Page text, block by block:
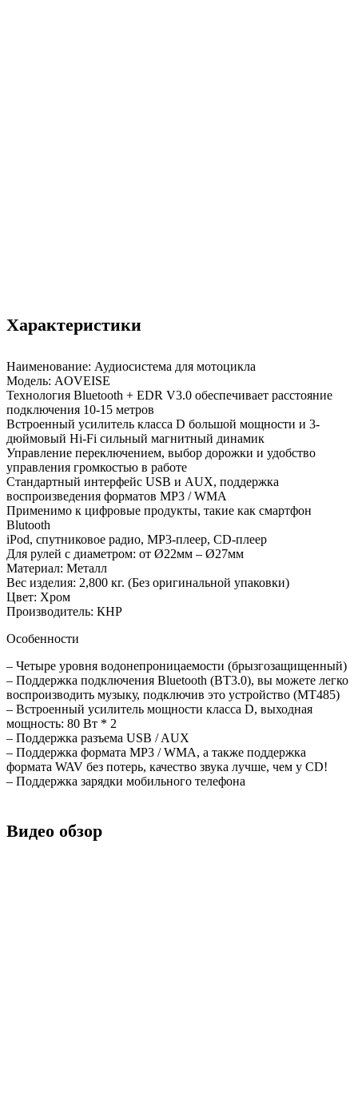
Характеристики
Наименование: Аудиосистема для мотоцикла
Модель: AOVEISE
Технология Bluetooth + EDR V3.0 обеспечивает расстояние
подключения 10-15 метров
Встроенный усилитель класса D большой мощности и 3-
дюймовый Hi-Fi сильный магнитный динамик
Управление переключением, выбор дорожки и удобство
управления громкостью в работе
Стандартный интерфейс USB и AUX, поддержка
воспроизведения форматов MP3 / WMA
Применимо к цифровые продукты, такие как смартфон
Blutooth
iPod, спутниковое радио, MP3-плеер, CD-плеер
Для рулей с диаметром: от Ø22мм – Ø27мм
Материал: Металл
Вес изделия: 2,800 кг. (Без оригинальной упаковки)
Цвет: Хром
Производитель: КНР
Особенности
– Четыре уровня водонепроницаемости (брызгозащищенный)
– Поддержка подключения Bluetooth (BT3.0), вы можете легко
воспроизводить музыку, подключив это устройство (MT485)
– Встроенный усилитель мощности класса D, выходная
мощность: 80 Вт * 2
– Поддержка разъема USB / AUX
– Поддержка формата MP3 / WMA, а также поддержка
формата WAV без потерь, качество звука лучше, чем у CD!
– Поддержка зарядки мобильного телефона
Видео обзор